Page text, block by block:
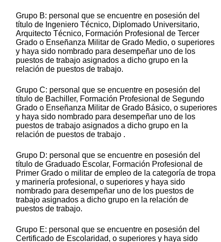
Grupo B: personal que se encuentre en posesión del
título de Ingeniero Técnico, Diplomado Universitario,
Arquitecto Técnico, Formación Profesional de Tercer
Grado o Enseñanza Militar de Grado Medio, o superiores
y haya sido nombrado para desempeñar uno de los
puestos de trabajo asignados a dicho grupo en la
relación de puestos de trabajo.
Grupo C: personal que se encuentre en posesión del
título de Bachiller, Formación Profesional de Segundo
Grado o Enseñanza Militar de Grado Básico, o superiores
y haya sido nombrado para desempeñar uno de los
puestos de trabajo asignados a dicho grupo en la
relación de puestos de trabajo .
Grupo D: personal que se encuentre en posesión del
título de Graduado Escolar, Formación Profesional de
Primer Grado o militar de empleo de la categoría de tropa
y marinería profesional, o superiores y haya sido
nombrado para desempeñar uno de los puestos de
trabajo asignados a dicho grupo en la relación de
puestos de trabajo.
Grupo E: personal que se encuentre en posesión del
Certificado de Escolaridad, o superiores y haya sido